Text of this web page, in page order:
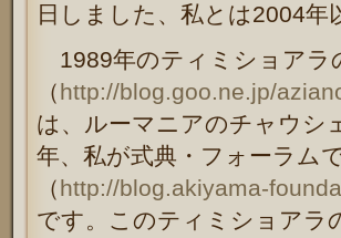
日しました、私とは2004
1989年のティミショアラ
（http://blog.goo.ne.jp/
は、ルーマニアのチャウシ
年、私が式典・フォーラム
（http://blog.akiyama-
です。このティミショアラ